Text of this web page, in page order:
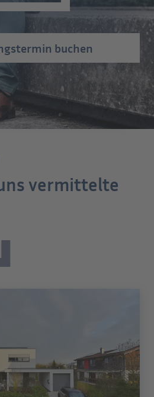
buchen
vermittelte